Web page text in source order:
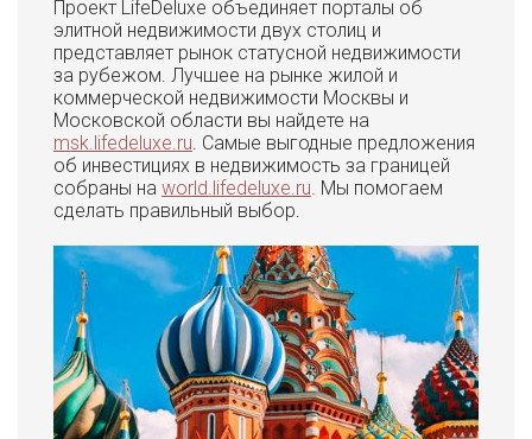
Проект LifeDeluxe объединяет порталы об
элитной недвижимости двух столиц и
представляет рынок статусной недвижимости
за рубежом. Лучшее на рынке жилой и
коммерческой недвижимости Москвы и
Московской области вы найдете на
msk.lifedeluxe.ru . Самые выгодные предложения
об инвестициях в недвижимость за границей
собраны на world.lifedeluxe.ru . Мы помогаем
сделать правильный выбор.